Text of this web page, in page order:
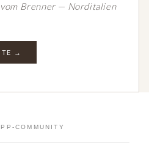
vom Brenner — Norditalien
→
COMMUNITY